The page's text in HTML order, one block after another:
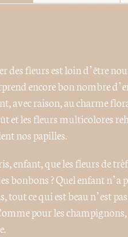
des fleurs est loin d’être
encore bon nombre
avec raison, au charme
et les fleurs multicolores
nos papilles.
enfant, que les fleurs de
bonbons ? Quel enfant
tout ce qui est beau n’est
pour les